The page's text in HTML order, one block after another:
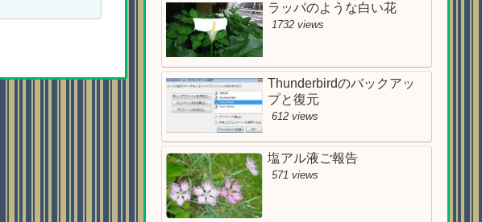
ラッパのような白い花
1732 views
Thunderbirdのバックアッ
プと復元
612 views
塩アル液ご報告
571 views